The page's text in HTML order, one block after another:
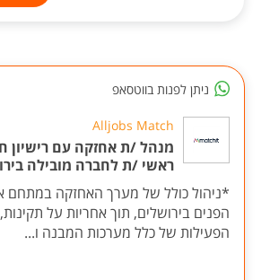
ניתן לפנות בווטסאפ
Alljobs Match
מנהל /ת אחזקה עם רישיון
ראשי /ת לחברה מובילה
*ניהול כולל של מערך האחזקה במתחם
הפנים בירושלים, תוך אחריות על תקינות,
הפעילות של כלל מערכות המבנה ו...